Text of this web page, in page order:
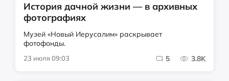
История дачной жизни — в архивных
фотографиях
Музей «Новый Иерусалим» раскрывает
фотофонды.
23 июля 09:03 5 3.8K